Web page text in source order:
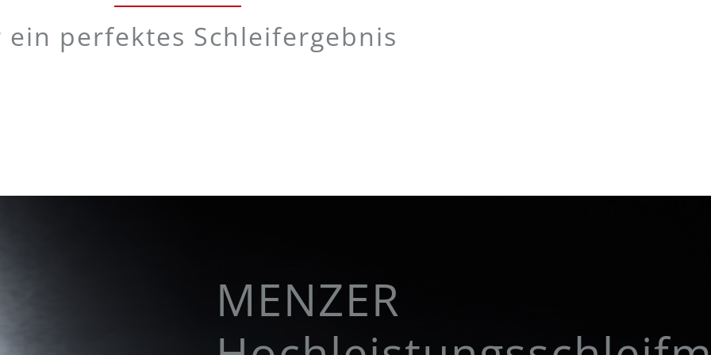
ein perfektes Schleifergebnis
MENZER